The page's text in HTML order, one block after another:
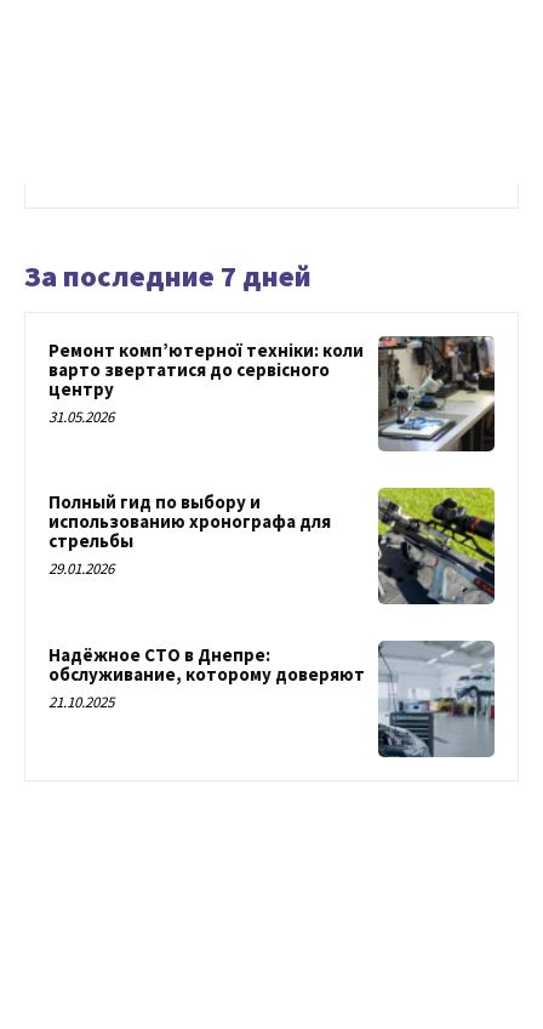
За последние 7 дней
Ремонт комп’ютерної техніки: коли
варто звертатися до сервісного
центру
31.05.2026
Полный гид по выбору и
использованию хронографа для
стрельбы
29.01.2026
Надёжное СТО в Днепре:
обслуживание, которому доверяют
21.10.2025